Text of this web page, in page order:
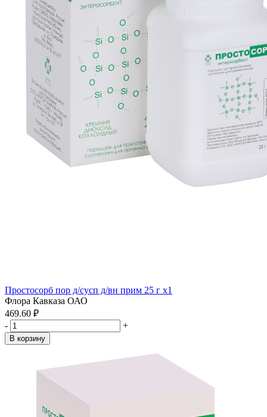
Простосорб пор д/сусп д/вн прим 25 г x1
Флора Кавказа ОАО
469.60 ₽
-
+
В корзину